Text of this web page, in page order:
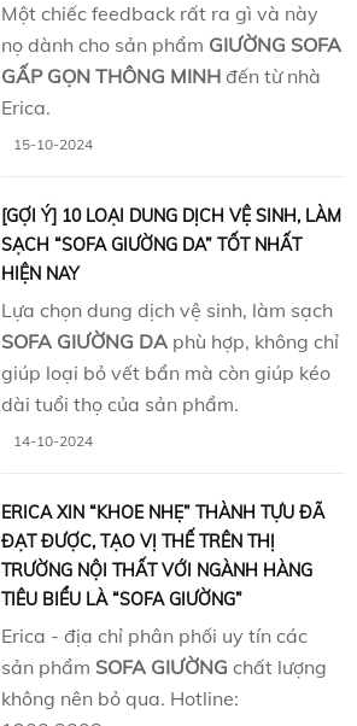
Một chiếc feedback rất ra gì và này
nọ dành cho sản phẩm GIƯỜNG SOFA
GẤP GỌN THÔNG MINH đến từ nhà
Erica.
15-10-2024
[GỢI Ý] 10 LOẠI DUNG DỊCH VỆ SINH, LÀM
SẠCH “SOFA GIƯỜNG DA” TỐT NHẤT
HIỆN NAY
Lựa chọn dung dịch vệ sinh, làm sạch
SOFA GIƯỜNG DA phù hợp, không chỉ
giúp loại bỏ vết bẩn mà còn giúp kéo
dài tuổi thọ của sản phẩm.
14-10-2024
ERICA XIN “KHOE NHẸ” THÀNH TỰU ĐÃ
ĐẠT ĐƯỢC, TẠO VỊ THẾ TRÊN THỊ
TRƯỜNG NỘI THẤT VỚI NGÀNH HÀNG
TIÊU BIỂU LÀ “SOFA GIƯỜNG”
Erica - địa chỉ phân phối uy tín các
sản phẩm SOFA GIƯỜNG chất lượng
không nên bỏ qua. Hotline: